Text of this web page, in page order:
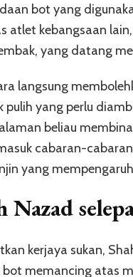
bot yang
atlet kebangsaan
yang datang
langsung
pulih yang perlu
beliau
cabaran-
yang
Nazad
kerjaya sukan,
memancing atas